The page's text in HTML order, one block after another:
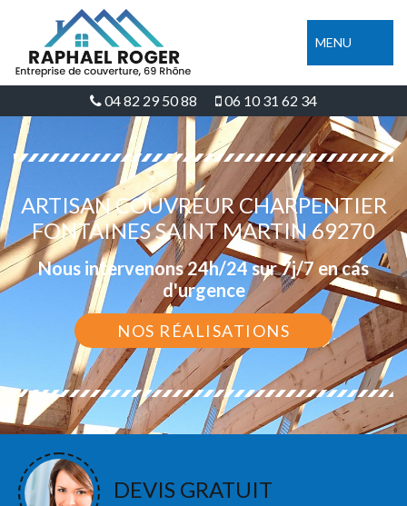
MENU
04 82 29 50 88 06 10 31 62 34
ARTISAN COUVREUR CHARPENTIER
FONTAINES SAINT MARTIN 69270
Nous intervenons 24h/24 sur 7j/7 en cas
d'urgence
NOS RÉALISATIONS
DEVIS GRATUIT